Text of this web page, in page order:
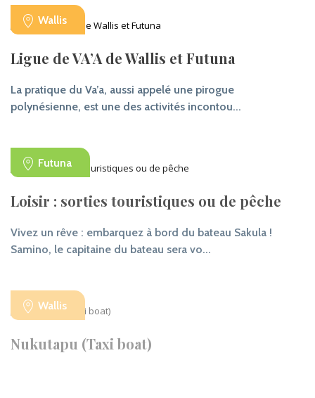
Wallis
Ligue de VA’A de Wallis et Futuna
La pratique du Va’a, aussi appelé une pirogue
polynésienne, est une des activités incontou...
Futuna
Loisir : sorties touristiques ou de pêche
Vivez un rêve : embarquez à bord du bateau Sakula !
Samino, le capitaine du bateau sera vo...
Wallis
Nukutapu (Taxi boat)